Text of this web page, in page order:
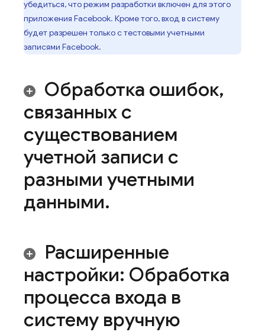
убедиться, что режим разработки включен для этого
приложения Facebook. Кроме того, вход в систему
будет разрешен только с тестовыми учетными
записями Facebook.
Обработка ошибок,
связанных с
существованием
учетной записи с
разными учетными
данными.
Расширенные
настройки: Обработка
процесса входа в
систему вручную